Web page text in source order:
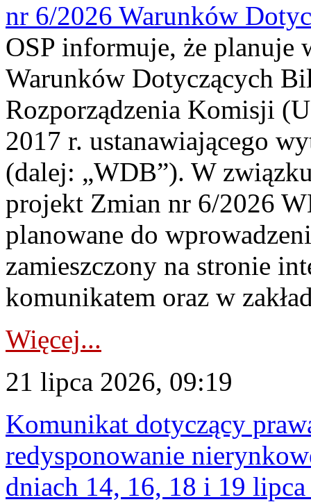
nr 6/2026 Warunków
OSP informuje, że planuje
Warunków Dotyczących
Rozporządzenia Komisji
2017 r. ustanawiającego
(dalej: „WDB”). W
projekt Zmian nr 6/2026
planowane do
zamieszczony na stronie
komunikatem oraz w
Więcej...
21 lipca 2026, 09:19
Komunikat dotyczący
redysponowanie
dniach 14, 16, 18 i 19